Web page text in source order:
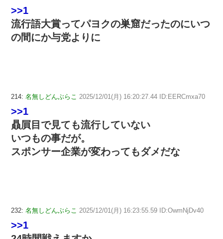
>>1
流行語大賞ってパヨクの巣窟だったのにいつ
の間にか与党よりに
214: 名無しどんぶらこ 2025/12/01(月) 16:20:27.44 ID:EERCmxa70
>>1
贔屓目で見ても流行していない
いつもの事だが。
スポンサー企業が変わってもダメだな
232: 名無しどんぶらこ 2025/12/01(月) 16:23:55.59 ID:OwmNjDv40
>>1